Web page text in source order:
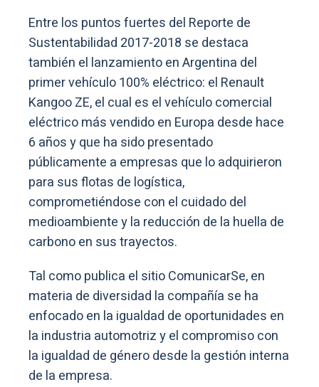
Entre los puntos fuertes del Reporte de
Sustentabilidad 2017-2018 se destaca
también el lanzamiento en Argentina del
primer vehículo 100% eléctrico: el Renault
Kangoo ZE, el cual es el vehículo comercial
eléctrico más vendido en Europa desde hace
6 años y que ha sido presentado
públicamente a empresas que lo adquirieron
para sus flotas de logística,
comprometiéndose con el cuidado del
medioambiente y la reducción de la huella de
carbono en sus trayectos.
Tal como publica el sitio ComunicarSe, en
materia de diversidad la compañía se ha
enfocado en la igualdad de oportunidades en
la industria automotriz y el compromiso con
la igualdad de género desde la gestión interna
de la empresa.